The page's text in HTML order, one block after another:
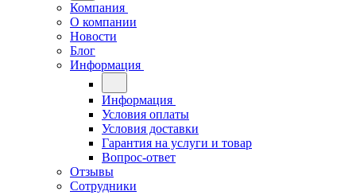
Компания
О компании
Новости
Блог
Информация
Информация
Условия оплаты
Условия доставки
Гарантия на услуги и товар
Вопрос-ответ
Отзывы
Сотрудники